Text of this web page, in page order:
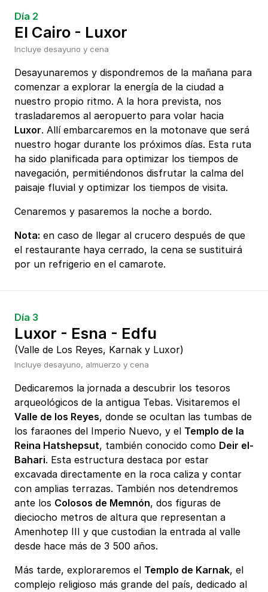
Día 2
El Cairo - Luxor
Incluye desayuno y cena
Desayunaremos y dispondremos de la mañana para
comenzar a explorar la energía de la ciudad a
nuestro propio ritmo. A la hora prevista, nos
trasladaremos al aeropuerto para volar hacia
Luxor. Allí embarcaremos en la motonave que será
nuestro hogar durante los próximos días. Esta ruta
ha sido planificada para optimizar los tiempos de
navegación, permitiéndonos disfrutar la calma del
paisaje fluvial y optimizar los tiempos de visita.
Cenaremos y pasaremos la noche a bordo.
Nota: en caso de llegar al crucero después de que
el restaurante haya cerrado, la cena se sustituirá
por un refrigerio en el camarote.
Día 3
Luxor - Esna - Edfu
(Valle de Los Reyes, Karnak y Luxor)
Incluye desayuno, almuerzo y cena
Dedicaremos la jornada a descubrir los tesoros
arqueológicos de la antigua Tebas. Visitaremos el
Valle de los Reyes, donde se ocultan las tumbas de
los faraones del Imperio Nuevo, y el Templo de la
Reina Hatshepsut, también conocido como Deir el-
Bahari. Esta estructura destaca por estar
excavada directamente en la roca caliza y contar
con amplias terrazas. También nos detendremos
ante los Colosos de Memnón, dos figuras de
dieciocho metros de altura que representan a
Amenhotep III y que custodian la entrada al valle
desde hace más de 3 500 años.
Más tarde, exploraremos el Templo de Karnak, el
complejo religioso más grande del país, dedicado al